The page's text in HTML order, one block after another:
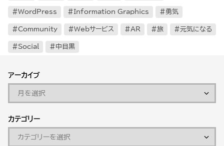
WordPress Information Graphics 勇気
Community Webサービス AR 旅 元気になる
Social 中目黒
アーカイブ
カテゴリー